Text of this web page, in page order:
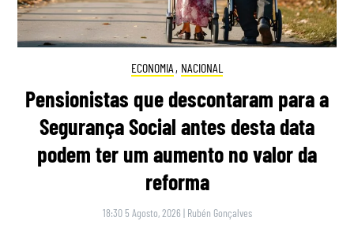
ECONOMIA , NACIONAL
Pensionistas que descontaram para a
Segurança Social antes desta data
podem ter um aumento no valor da
reforma
18:30 5 Agosto, 2026 | Rubén Gonçalves